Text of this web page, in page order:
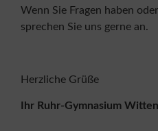
Wenn Sie Fragen haben
sprechen Sie uns gerne an.
Herzliche Grüße
Ihr Ruhr-Gymnasium Witten